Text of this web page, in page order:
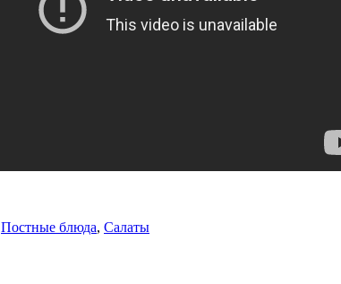
Постные блюда, Салаты